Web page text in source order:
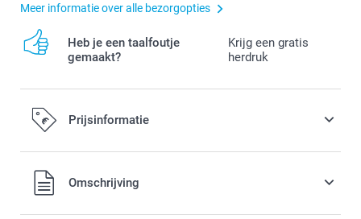
Meer informatie over alle bezorgopties
Heb je een taalfoutje
gemaakt?
Krijg een gratis
herdruk
Prijsinformatie
Alle prijzen zijn in EURO (€) inclusief BTW en exclusief
verzendkosten.Omschrijving